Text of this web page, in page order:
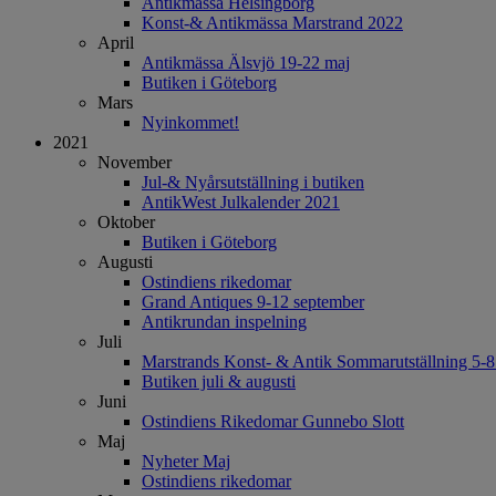
Konst-& Antikmässa Marstrand 2022
April
Antikmässa Älsvjö 19-22 maj
Butiken i Göteborg
Mars
Nyinkommet!
2021
November
Jul-& Nyårsutställning i butiken
AntikWest Julkalender 2021
Oktober
Butiken i Göteborg
Augusti
Ostindiens rikedomar
Grand Antiques 9-12 september
Antikrundan inspelning
Juli
Marstrands Konst- & Antik Sommarutställning 5-8
Butiken juli & augusti
Juni
Ostindiens Rikedomar Gunnebo Slott
Maj
Nyheter Maj
Ostindiens rikedomar